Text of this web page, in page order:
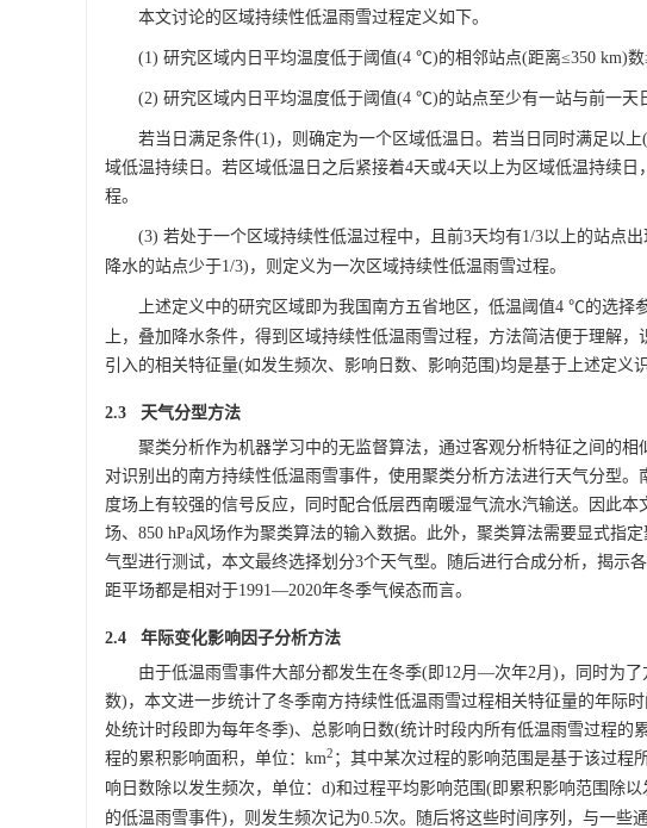
本文讨论的区域持续性低温雨雪过程定义如下。
(1) 研究区域内日平均温度低于阈值(4 ℃)的相邻站点(距离≤350 km)数
(2) 研究区域内日平均温度低于阈值(4 ℃)的站点至少有一站与前一天
若当日满足条件(1)，则确定为一个区域低温日。若当日同时满足以
域低温持续日。若区域低温日之后紧接着4天或4天以上为区域低温持续
程。
(3) 若处于一个区域持续性低温过程中，且前3天均有1/3以上的站点出
降水的站点少于1/3)，则定义为一次区域持续性低温雨雪过程。
上述定义中的研究区域即为我国南方五省地区，低温阈值4 ℃的选择
上，叠加降水条件，得到区域持续性低温雨雪过程，方法简洁便于理解
引入的相关特征量(如发生频次、影响日数、影响范围)均是基于上述定义
2.3 天气分型方法
聚类分析作为机器学习中的无监督算法，通过客观分析特征之间的
对识别出的南方持续性低温雨雪事件，使用聚类分析方法进行天气分型
度场上有较强的信号反应，同时配合低层西南暖湿气流水汽输送。因此
场、850 hPa风场作为聚类算法的输入数据。此外，聚类算法需要显式指
气型进行测试，本文最终选择划分3个天气型。随后进行合成分析，揭示
距平场都是相对于1991—2020年冬季气候态而言。
2.4 年际变化影响因子分析方法
由于低温雨雪事件大部分都发生在冬季(即12月—次年2月)，同时为
数)，本文进一步统计了冬季南方持续性低温雨雪过程相关特征量的年际
处统计时段即为每年冬季)、总影响日数(统计时段内所有低温雨雪过程
程的累积影响面积，单位：km2 ；其中某次过程的影响范围是基于该过程
响日数除以发生频次，单位：d)和过程平均影响范围(即累积影响范围除
的低温雨雪事件)，则发生频次记为0.5次。随后将这些时间序列，与一